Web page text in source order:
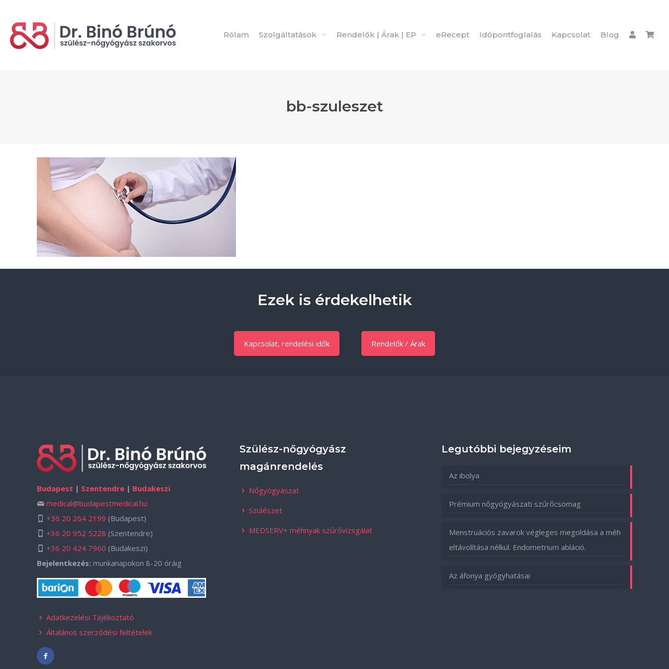
Rólam Szolgáltatások Rendelők | Árak | EP eRecept Időpontfoglalás Kapcsolat Blog
bb-szuleszet
Ezek is érdekelhetik
Kapcsolat, rendelési idők Rendelők / Árak
Budapest | Szentendre | Budakeszi
medical@budapestmedical.hu
+36 20 264 2199 (Budapest)
+36 20 952 5228 (Szentendre)
+36 20 424 7960 (Budakeszi)
Bejelentkezés: munkanapokon 8-20 óráig
Adatkezelési Tájékoztató
Általános szerződési feltételek
Szülész-nőgyógyász
magánrendelés
Nőgyógyászat
Szülészet
MEDSERV+ méhnyak szűrővizsgálat
Legutóbbi bejegyzéseim
Az ibolya
Prémium nőgyógyászati szűrőcsomag
Menstruációs zavarok végleges megoldása a méh
eltávolítása nélkül. Endometrium abláció.
Az áfonya gyógyhatásai